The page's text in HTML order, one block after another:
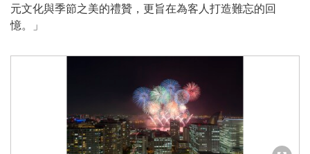
元文化與季節之美的禮贊，更旨在為客人打造難忘的回
憶。」